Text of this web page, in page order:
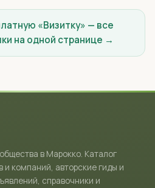
«Визитку» — все
на одной странице →
в Марокко. Каталог
и компаний, авторские гиды и
справочники и